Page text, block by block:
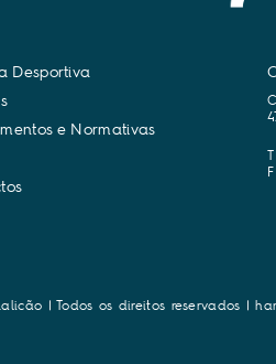
Desportiva
s
mentos e Normativas
tos
| Todos os direitos reservados |